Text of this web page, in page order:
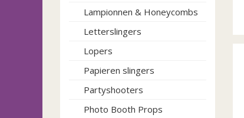
Lampionnen & Honeycombs
Letterslingers
Lopers
Papieren slingers
Partyshooters
Photo Booth Props